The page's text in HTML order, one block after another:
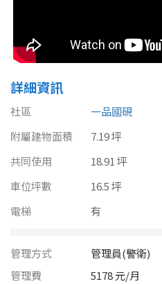
台南市
澎湖縣
花蓮縣
60~70 坪
80坪以上
3樓
詳細資訊
社區
一品國硯
附屬建物面積
7.19 坪
共同使用
18.91 坪
車位坪數
16.5 坪
電梯
有
管理方式
管理員(警衛)
管理費
5178 元/月